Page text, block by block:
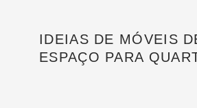
IDEIAS DE MÓVEIS
ESPAÇO PARA